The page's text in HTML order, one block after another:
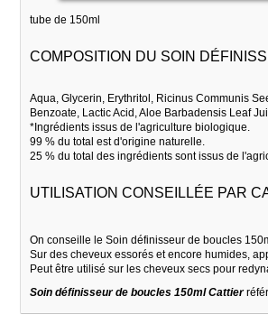
tube de 150ml
COMPOSITION DU SOIN
Aqua, Glycerin, Erythritol, Ricinus Communis
Benzoate, Lactic Acid, Aloe Barbadensis Leaf
*Ingrédients issus de l'agriculture biologique.
99 % du total est d'origine naturelle.
25 % du total des ingrédients sont issus de
UTILISATION CONSEILLÉE PAR
On conseille le Soin définisseur de boucles
Sur des cheveux essorés et encore humides,
Peut être utilisé sur les cheveux secs pour
Soin définisseur de boucles 150ml Cattier